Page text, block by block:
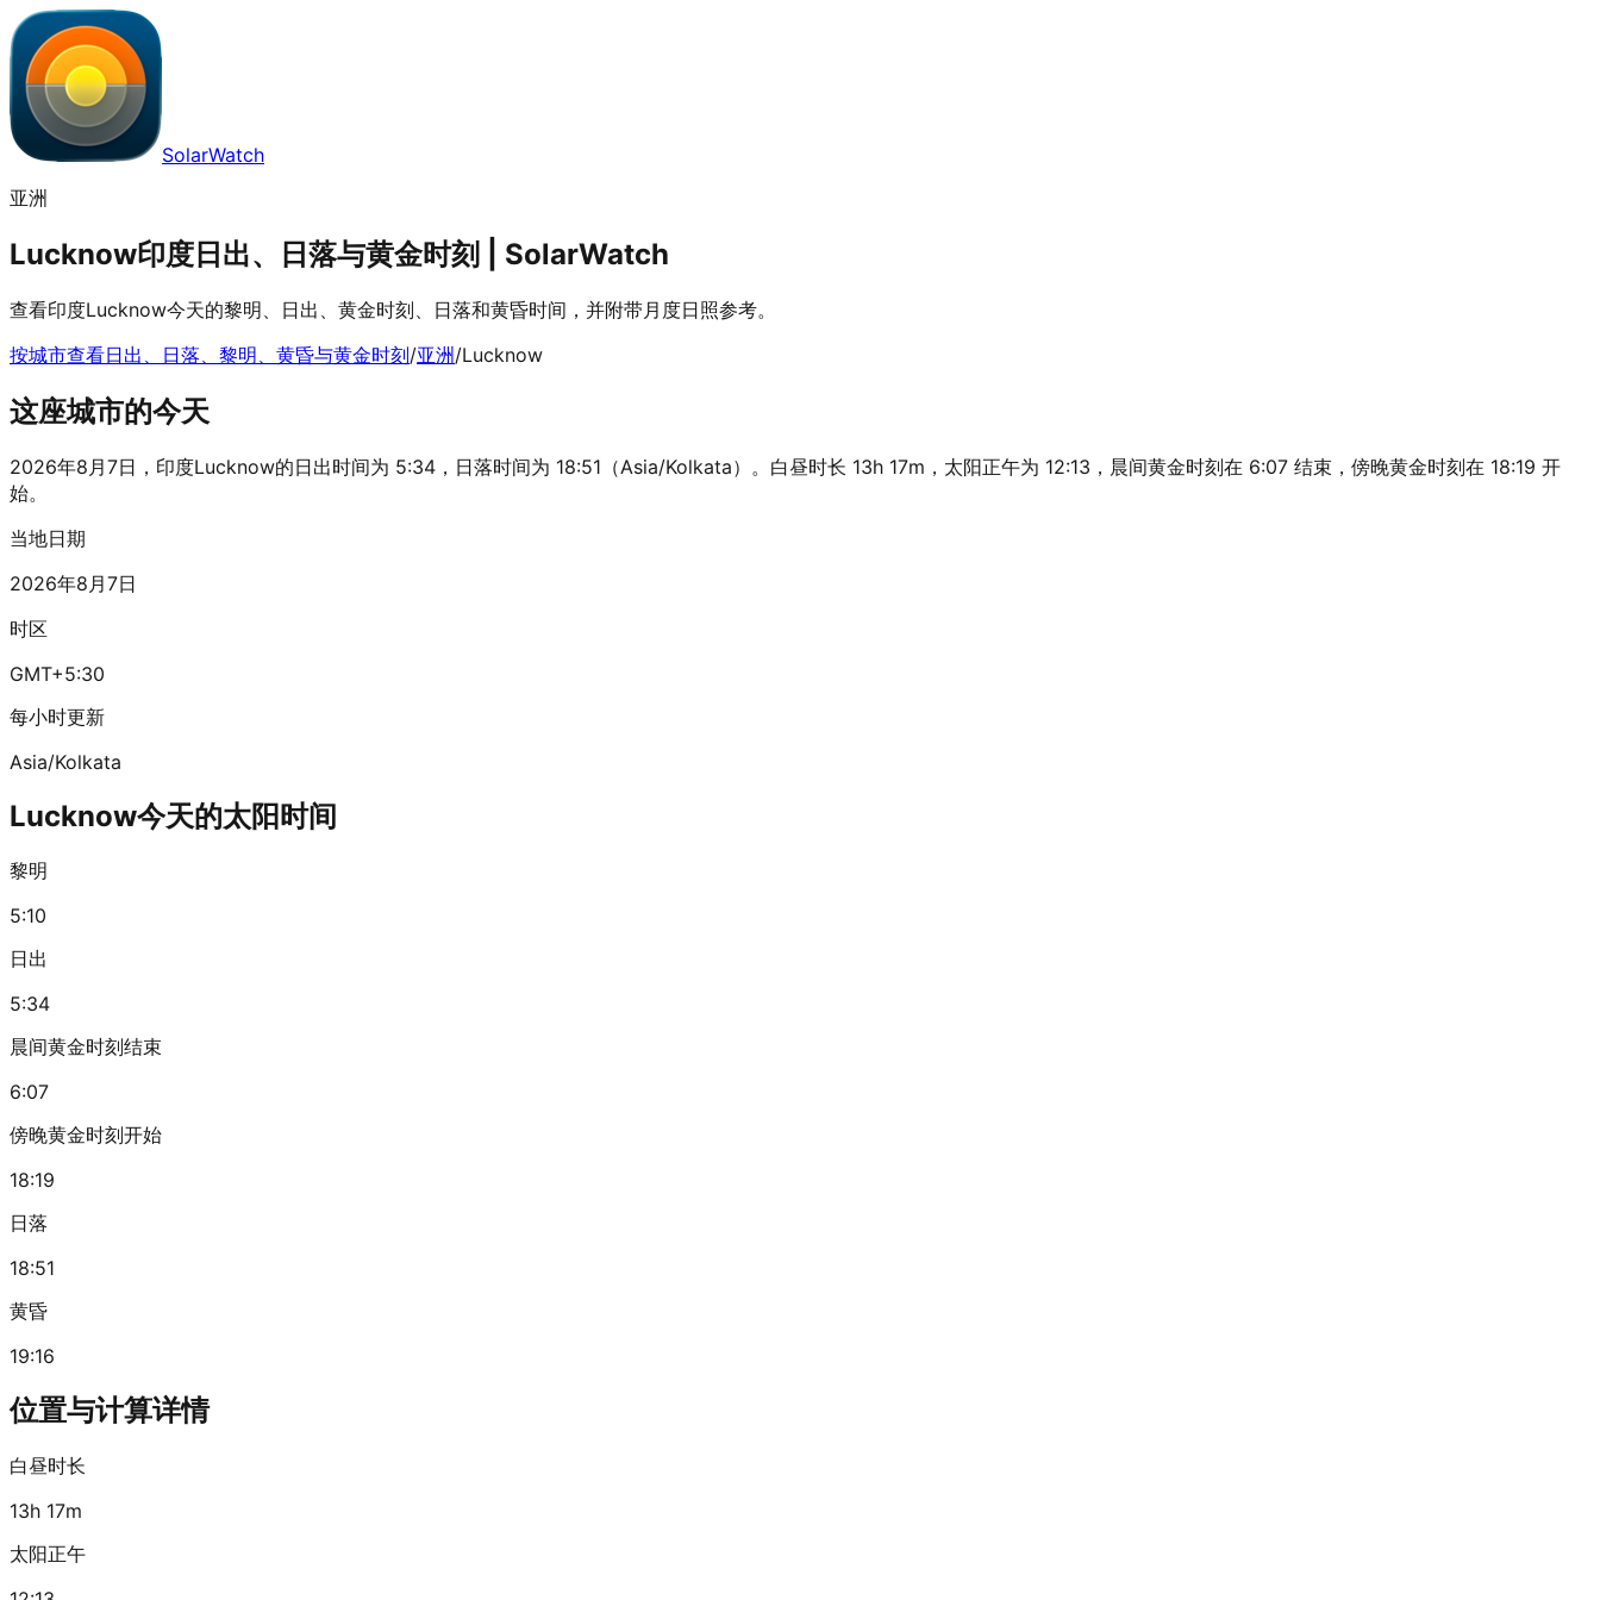
SolarWatch
亚洲
Lucknow印度日出、日落与黄金时刻 | SolarWatch
查看印度Lucknow今天的黎明、日出、黄金时刻、日落和黄昏时间，并附带月度日照参考。
按城市查看日出、日落、黎明、黄昏与黄金时刻/亚洲/Lucknow
这座城市的今天
2026年8月7日，印度Lucknow的日出时间为 5:34，日落时间为 18:51（Asia/Kolkata）。白昼时长 13h 17m，太阳正午为 12:13，晨间黄金时刻在 6:07 结束，傍晚黄金时刻在 18:19 开
始。
当地日期
2026年8月7日
时区
GMT+5:30
每小时更新
Asia/Kolkata
Lucknow今天的太阳时间
黎明
5:10
日出
5:34
晨间黄金时刻结束
6:07
傍晚黄金时刻开始
18:19
日落
18:51
黄昏
19:16
位置与计算详情
白昼时长
13h 17m
太阳正午